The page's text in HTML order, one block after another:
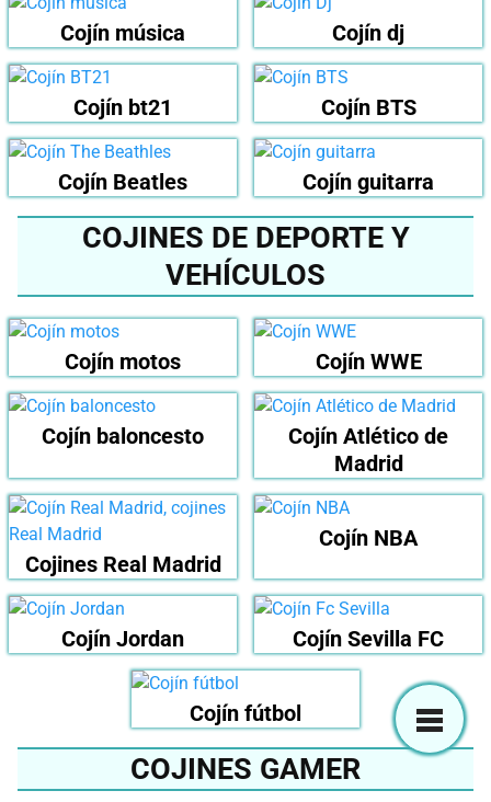
Cojín música Cojín dj
Cojín bt21 Cojín BTS
Cojín Beatles Cojín guitarra
COJINES DE DEPORTE Y
VEHÍCULOS
Cojín motos Cojín WWE
Cojín baloncesto
Cojín Atlético de
Madrid
Cojines Real Madrid
Cojín NBA
Cojín Jordan Cojín Sevilla FC
Cojín fútbol
COJINES GAMER